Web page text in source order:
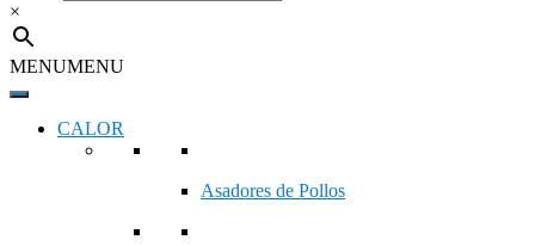
×
MENUMENU
CALOR
Asadores de Pollos